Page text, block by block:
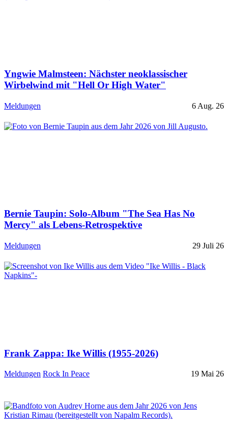
Yngwie Malmsteen: Nächster neoklassischer
Wirbelwind mit "Hell Or High Water"
Meldungen 6 Aug. 26
Bernie Taupin: Solo-Album "The Sea Has No
Mercy" als Lebens-Retrospektive
Meldungen 29 Juli 26
Frank Zappa: Ike Willis (1955-2026)
Meldungen Rock In Peace 19 Mai 26